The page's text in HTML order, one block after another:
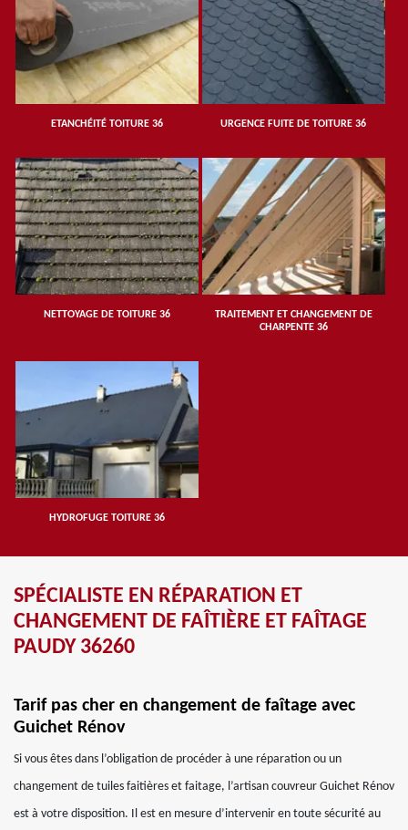
ETANCHÉITÉ TOITURE 36 URGENCE FUITE DE TOITURE 36
NETTOYAGE DE TOITURE 36
TRAITEMENT ET CHANGEMENT DE
CHARPENTE 36
HYDROFUGE TOITURE 36
SPÉCIALISTE EN RÉPARATION ET
CHANGEMENT DE FAÎTIÈRE ET FAÎTAGE
PAUDY 36260
Tarif pas cher en changement de faîtage avec
Guichet Rénov
Si vous êtes dans l’obligation de procéder à une réparation ou un
changement de tuiles faitières et faitage, l’artisan couvreur Guichet Rénov
est à votre disposition. Il est en mesure d’intervenir en toute sécurité au